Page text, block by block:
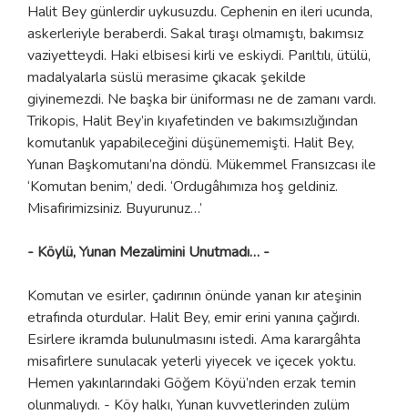
Halit Bey günlerdir uykusuzdu. Cephenin en ileri ucunda,
askerleriyle beraberdi. Sakal tıraşı olmamıştı, bakımsız
vaziyetteydi. Haki elbisesi kirli ve eskiydi. Parıltılı, ütülü,
madalyalarla süslü merasime çıkacak şekilde
giyinemezdi. Ne başka bir üniforması ne de zamanı vardı.
Trikopis, Halit Bey’in kıyafetinden ve bakımsızlığından
komutanlık yapabileceğini düşünememişti. Halit Bey,
Yunan Başkomutanı’na döndü. Mükemmel Fransızcası ile
‘Komutan benim,’ dedi. ‘Ordugâhımıza hoş geldiniz.
Misafirimizsiniz. Buyurunuz…’
- Köylü, Yunan Mezalimini Unutmadı… -
Komutan ve esirler, çadırının önünde yanan kır ateşinin
etrafında oturdular. Halit Bey, emir erini yanına çağırdı.
Esirlere ikramda bulunulmasını istedi. Ama karargâhta
misafirlere sunulacak yeterli yiyecek ve içecek yoktu.
Hemen yakınlarındaki Göğem Köyü’nden erzak temin
olunmalıydı. - Köy halkı, Yunan kuvvetlerinden zulüm